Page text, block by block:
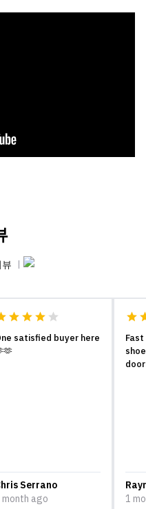
뷰
satisfied buyer here
Serrano
month ago
1